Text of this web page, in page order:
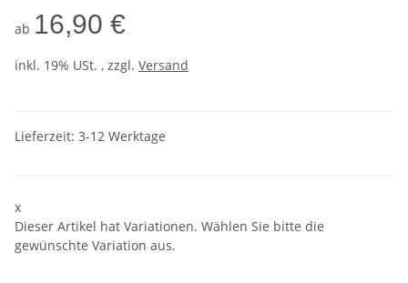
ab 16,90 €
inkl. 19% USt. , zzgl. Versand
Lieferzeit: 3-12 Werktage
x
Dieser Artikel hat Variationen. Wählen Sie bitte die
gewünschte Variation aus.